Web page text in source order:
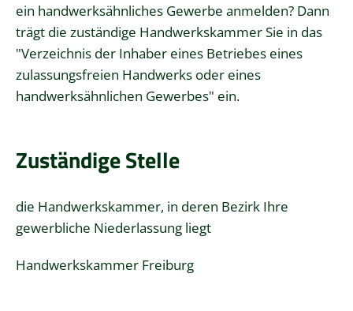
ein handwerksähnliches Gewerbe anmelden? Dann
trägt die zuständige Handwerkskammer Sie in das
"Verzeichnis der Inhaber eines Betriebes eines
zulassungsfreien Handwerks oder eines
handwerksähnlichen Gewerbes" ein.
Zuständige Stelle
die Handwerkskammer, in deren Bezirk Ihre
gewerbliche Niederlassung liegt
Handwerkskammer Freiburg